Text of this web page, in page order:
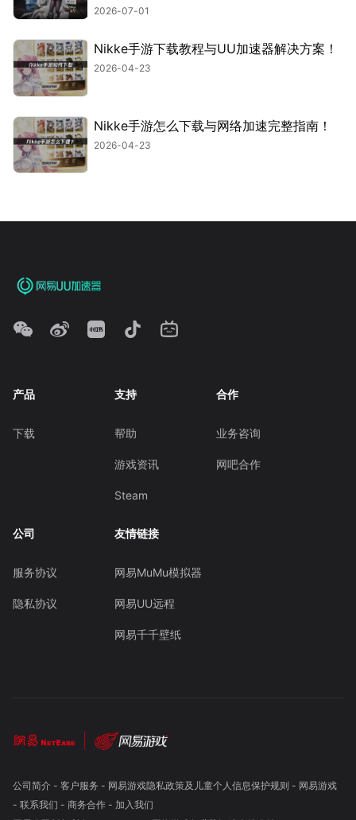
2026-07-01
Nikke手游下载教程与UU加速器解决方案！
2026-04-23
Nikke手游怎么下载与网络加速完整指南！
2026-04-23
产品
下载
支持
帮助
游戏资讯
Steam
合作
业务咨询
网吧合作
公司
服务协议
隐私协议
友情链接
网易MuMu模拟器
网易UU远程
网易千千壁纸
公司简介- 客户服务 - 网易游戏隐私政策及儿童个人信息保护规则 - 网易游戏
- 联系我们 - 商务合作- 加入我们